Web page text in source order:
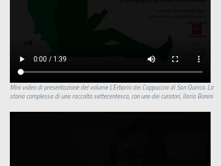
Mini video di presentazione del volume L’Erbario dei Cappuccini di San Quirico. La
storia complessa di una raccolta settecentesca, con uno dei curatori, Ilaria Bonini